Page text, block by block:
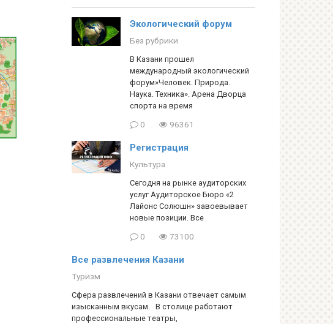
Экологический форум
Без рубрики
В Казани прошел
международный экологический
форум»Человек. Природа.
Наука. Техника». Арена Дворца
спорта на время
0 96361
Регистрация
Культура
Сегодня на рынке аудиторских
услуг Аудиторское Бюро «2
Лайонс Солюшн» завоевывает
новые позиции. Все
0 73100
Все развлечения Казани
Туризм
Сфера развлечений в Казани отвечает самым
изысканным вкусам. В столице работают
профессиональные театры,